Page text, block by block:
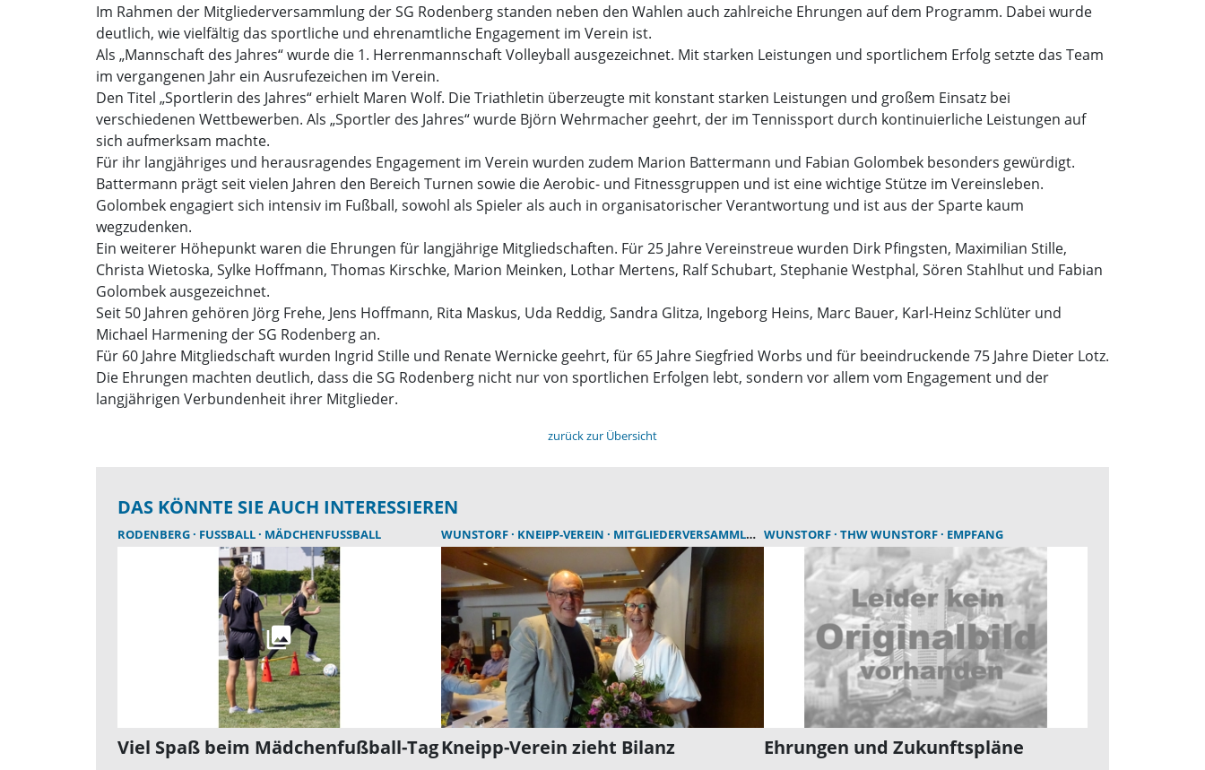
Im Rahmen der Mitgliederversammlung der SG Rodenberg standen neben den Wahlen auch zahlreiche Ehrungen auf dem Programm. Dabei wurde
deutlich, wie vielfältig das sportliche und ehrenamtliche Engagement im Verein ist.
Als „Mannschaft des Jahres“ wurde die 1. Herrenmannschaft Volleyball ausgezeichnet. Mit starken Leistungen und sportlichem Erfolg setzte das Team
im vergangenen Jahr ein Ausrufezeichen im Verein.
Den Titel „Sportlerin des Jahres“ erhielt Maren Wolf. Die Triathletin überzeugte mit konstant starken Leistungen und großem Einsatz bei
verschiedenen Wettbewerben. Als „Sportler des Jahres“ wurde Björn Wehrmacher geehrt, der im Tennissport durch kontinuierliche Leistungen auf
sich aufmerksam machte.
Für ihr langjähriges und herausragendes Engagement im Verein wurden zudem Marion Battermann und Fabian Golombek besonders gewürdigt.
Battermann prägt seit vielen Jahren den Bereich Turnen sowie die Aerobic- und Fitnessgruppen und ist eine wichtige Stütze im Vereinsleben.
Golombek engagiert sich intensiv im Fußball, sowohl als Spieler als auch in organisatorischer Verantwortung und ist aus der Sparte kaum
wegzudenken.
Ein weiterer Höhepunkt waren die Ehrungen für langjährige Mitgliedschaften. Für 25 Jahre Vereinstreue wurden Dirk Pfingsten, Maximilian Stille,
Christa Wietoska, Sylke Hoffmann, Thomas Kirschke, Marion Meinken, Lothar Mertens, Ralf Schubart, Stephanie Westphal, Sören Stahlhut und Fabian
Golombek ausgezeichnet.
Seit 50 Jahren gehören Jörg Frehe, Jens Hoffmann, Rita Maskus, Uda Reddig, Sandra Glitza, Ingeborg Heins, Marc Bauer, Karl-Heinz Schlüter und
Michael Harmening der SG Rodenberg an.
Für 60 Jahre Mitgliedschaft wurden Ingrid Stille und Renate Wernicke geehrt, für 65 Jahre Siegfried Worbs und für beeindruckende 75 Jahre Dieter Lotz.
Die Ehrungen machten deutlich, dass die SG Rodenberg nicht nur von sportlichen Erfolgen lebt, sondern vor allem vom Engagement und der
langjährigen Verbundenheit ihrer Mitglieder.
zurück zur Übersicht
DAS KÖNNTE SIE AUCH INTERESSIEREN
RODENBERG FUSSBALL MÄDCHENFUSSBALL
Viel Spaß beim Mädchenfußball-Tag
WUNSTORF KNEIPP-VEREIN MITGLIEDERVERSAMMLUNG
Kneipp-Verein zieht Bilanz
WUNSTORF THW WUNSTORF EMPFANG
Ehrungen und Zukunftspläne